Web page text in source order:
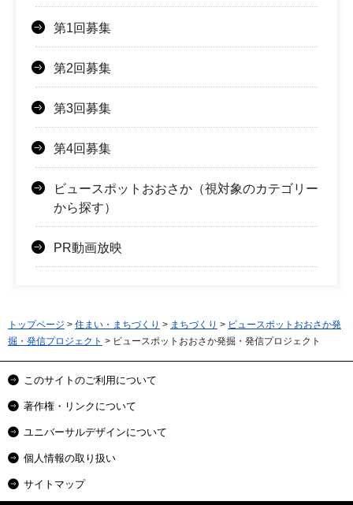
第1回募集
第2回募集
第3回募集
第4回募集
ビュースポットおおさか（視対象のカテゴリー
から探す）
PR動画放映
トップページ > 住まい・まちづくり > まちづくり > ビュースポットおおさか発
掘・発信プロジェクト > ビュースポットおおさか発掘・発信プロジェクト
このサイトのご利用について
著作権・リンクについて
ユニバーサルデザインについて
個人情報の取り扱い
サイトマップ